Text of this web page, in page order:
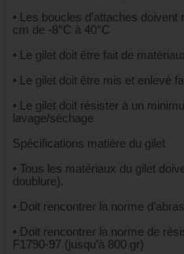
• Les boucles d’attaches
cm de -8°C à 40°C
• Le gilet doit être fait de
• Le gilet doit être mis et enlevé
• Le gilet doit résister à un
lavage/séchage
Spécifications matière du gilet
• Tous les matériaux du gilet
doublure).
• Doit rencontrer la norme
• Doit rencontrer la norme de
F1790-97 (jusqu’à 800 gr)